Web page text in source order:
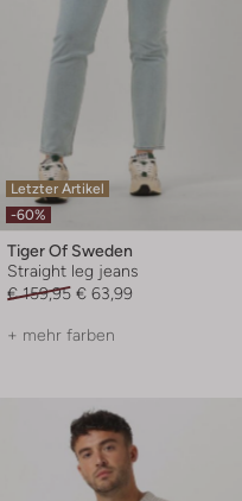
Letzter Artikel
-60%
Tiger Of Sweden
Straight leg jeans
€ 159,95 € 63,99
+ mehr farben